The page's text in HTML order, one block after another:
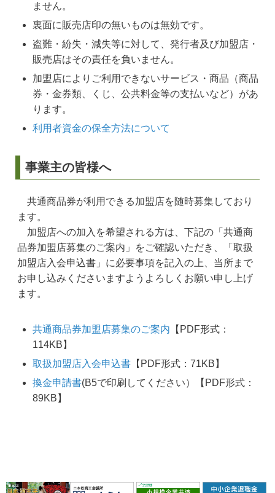
ません。
裏面に販売店印の無いものは無効です。
盗難・紛失・減失等に対して、発行者及び加盟店・
販売店はその責任を負いません。
加盟店によりご利用できないサービス・商品（商品
券・金券類、くじ、公共料金等の支払いなど）があ
ります。
利用者資金の保全方法について
事業主の皆様へ
共通商品券が利用できる加盟店を随時募集しており
ます。
加盟店への加入を希望される方は、下記の「共通商
品券加盟店募集のご案内」をご確認いただき、「取扱
加盟店入会申込書」に必要事項を記入の上、当所まで
お申し込みくださいますようよろしくお願い申し上げ
ます。
共通商品券加盟店募集のご案内 【PDF形式：
114KB】
取扱加盟店入会申込書 【PDF形式：71KB】
換金申請書(B5で印刷してください）【PDF形式：
89KB】